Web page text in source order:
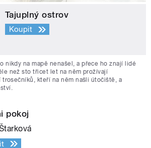
Tajuplný ostrov
Koupit
nikdy na mapě nenašel, a přece ho znají lidé
než sto třicet let na něm prožívají
kteří na něm našli útočiště, a
pokoj